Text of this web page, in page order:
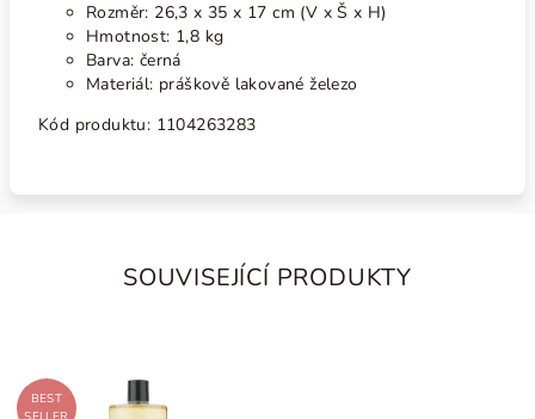
Rozměr: 26,3 x 35 x 17 cm (V x Š x H)
Hmotnost: 1,8 kg
Barva: černá
Materiál: práškově lakované železo
Kód produktu: 1104263283
SOUVISEJÍCÍ PRODUKTY
BEST